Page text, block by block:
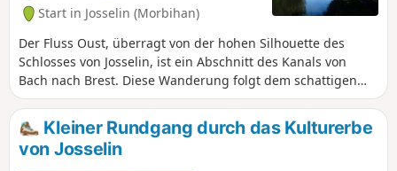
Start in Josselin (Morbihan)
Der Fluss Oust, überragt von der hohen Silhouette des
Schlosses von Josselin, ist ein Abschnitt des Kanals von
Bach nach Brest. Diese Wanderung folgt dem schattigen
Flusslauf und führt zur charmanten Kapelle Saint-Gobrien.
Kleiner Rundgang durch das Kulturerbe
von Josselin